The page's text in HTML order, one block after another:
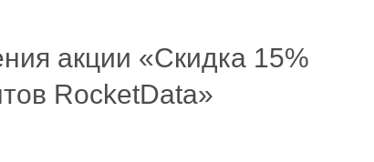
акции «Скидка 15%
RocketData»